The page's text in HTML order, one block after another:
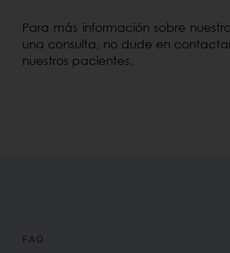
Para más información sobre
una consulta, no dude en
nuestros pacientes.
FAQ